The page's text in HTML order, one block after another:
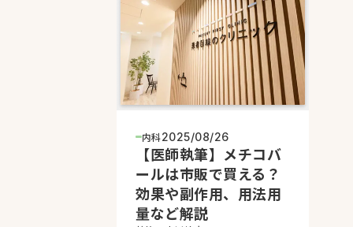
内科2025/08/26
【医師執筆】メチコバ
ールは市販で買える？
効果や副作用、用法用
量など解説